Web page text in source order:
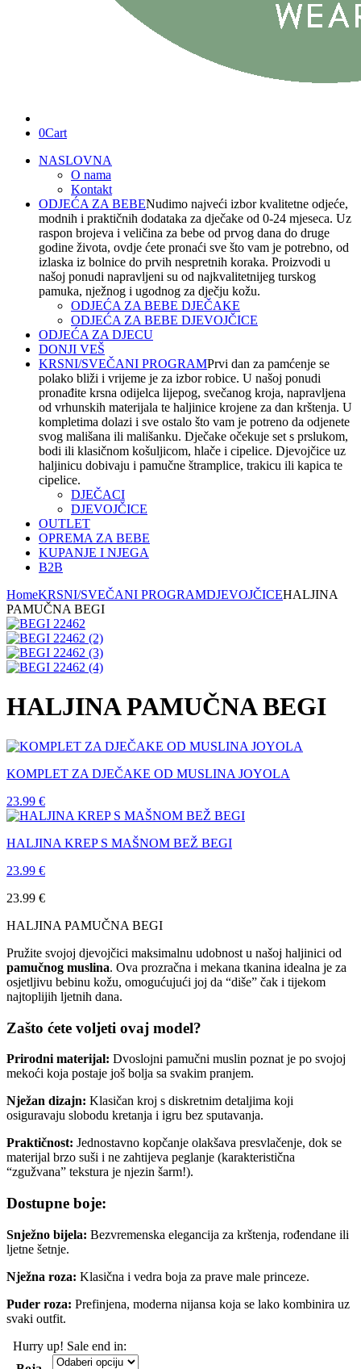
0Cart
NASLOVNA
O nama
Kontakt
ODJEĆA ZA BEBENudimo najveći izbor kvalitetne odjeće,
modnih i praktičnih dodataka za dječake od 0-24 mjeseca. Uz
raspon brojeva i veličina za bebe od prvog dana do druge
godine života, ovdje ćete pronaći sve što vam je potrebno, od
izlaska iz bolnice do prvih nespretnih koraka. Proizvodi u
našoj ponudi napravljeni su od najkvalitetnijeg turskog
pamuka, nježnog i ugodnog za dječju kožu.
ODJEĆA ZA BEBE DJEČAKE
ODJEĆA ZA BEBE DJEVOJČICE
ODJEĆA ZA DJECU
DONJI VEŠ
KRSNI/SVEČANI PROGRAMPrvi dan za pamćenje se
polako bliži i vrijeme je za izbor robice. U našoj ponudi
pronađite krsna odijelca lijepog, svečanog kroja, napravljena
od vrhunskih materijala te haljinice krojene za dan krštenja. U
kompletima dolazi i sve ostalo što vam je potreno da odjenete
svog mališana ili mališanku. Dječake očekuje set s prslukom,
bodi ili klasičnom košuljicom, hlače i cipelice. Djevojčice uz
haljinicu dobivaju i pamučne štramplice, trakicu ili kapica te
cipelice.
DJEČACI
DJEVOJČICE
OUTLET
OPREMA ZA BEBE
KUPANJE I NJEGA
B2B
HomeKRSNI/SVEČANI PROGRAMDJEVOJČICEHALJINA
PAMUČNA BEGI
HALJINA PAMUČNA BEGI
KOMPLET ZA DJEČAKE OD MUSLINA JOYOLA
23.99 €
HALJINA KREP S MAŠNOM BEŽ BEGI
23.99 €
23.99 €
HALJINA PAMUČNA BEGI
Pružite svojoj djevojčici maksimalnu udobnost u našoj haljinici od
pamučnog muslina. Ova prozračna i mekana tkanina idealna je za
osjetljivu bebinu kožu, omogućujući joj da “diše” čak i tijekom
najtoplijih ljetnih dana.
Zašto ćete voljeti ovaj model?
Prirodni materijal: Dvoslojni pamučni muslin poznat je po svojoj
mekoći koja postaje još bolja sa svakim pranjem.
Nježan dizajn: Klasičan kroj s diskretnim detaljima koji
osiguravaju slobodu kretanja i igru bez sputavanja.
Praktičnost: Jednostavno kopčanje olakšava presvlačenje, dok se
materijal brzo suši i ne zahtijeva peglanje (karakteristična
“zgužvana” tekstura je njezin šarm!).
Dostupne boje:
Snježno bijela: Bezvremenska elegancija za krštenja, rođendane ili
ljetne šetnje.
Nježna roza: Klasična i vedra boja za prave male princeze.
Puder roza: Prefinjena, moderna nijansa koja se lako kombinira uz
svaki outfit.
Hurry up! Sale end in: